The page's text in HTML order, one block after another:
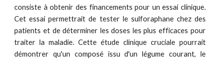
consiste à obtenir des financements pour un essai clinique.
Cet essai permettrait de tester le sulforaphane chez des
patients et de déterminer les doses les plus efficaces pour
traiter la maladie. Cette étude clinique cruciale pourrait
démontrer qu'un composé issu d'un légume courant, le